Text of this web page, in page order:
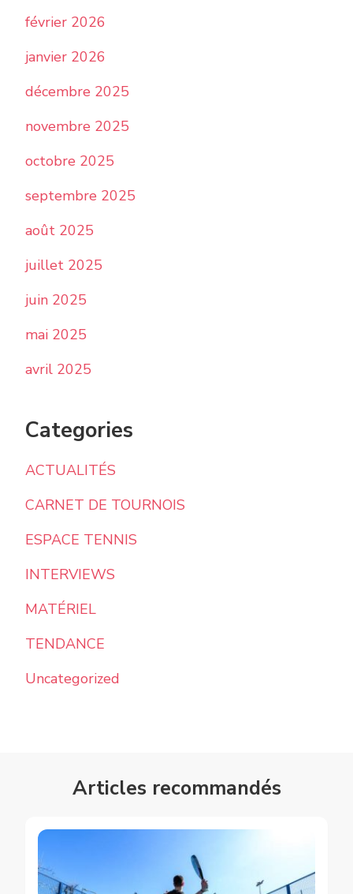
février 2026
janvier 2026
décembre 2025
novembre 2025
octobre 2025
septembre 2025
août 2025
juillet 2025
juin 2025
mai 2025
avril 2025
Categories
ACTUALITÉS
CARNET DE TOURNOIS
ESPACE TENNIS
INTERVIEWS
MATÉRIEL
TENDANCE
Uncategorized
Articles recommandés